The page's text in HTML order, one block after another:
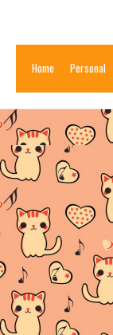
Home Personal